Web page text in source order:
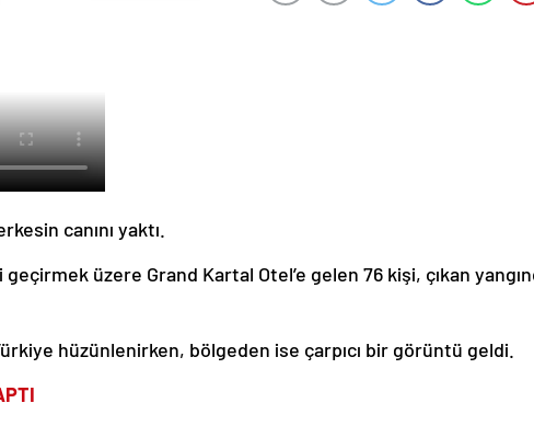
canını yaktı.
geçirmek üzere Grand Kartal Otel’e gelen 76 kişi, çıkan
hüzünlenirken, bölgeden ise çarpıcı bir görüntü geldi.